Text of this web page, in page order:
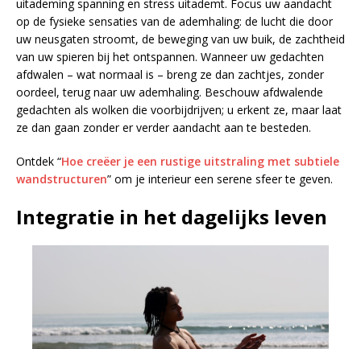
uitademing spanning en stress uitademt. Focus uw aandacht
op de fysieke sensaties van de ademhaling: de lucht die door
uw neusgaten stroomt, de beweging van uw buik, de zachtheid
van uw spieren bij het ontspannen. Wanneer uw gedachten
afdwalen – wat normaal is – breng ze dan zachtjes, zonder
oordeel, terug naar uw ademhaling. Beschouw afdwalende
gedachten als wolken die voorbijdrijven; u erkent ze, maar laat
ze dan gaan zonder er verder aandacht aan te besteden.
Ontdek “Hoe creëer je een rustige uitstraling met subtiele
wandstructuren” om je interieur een serene sfeer te geven.
Integratie in het dagelijks leven